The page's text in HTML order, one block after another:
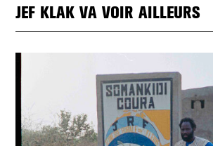
JEF KLAK VA VOIR AILLEURS